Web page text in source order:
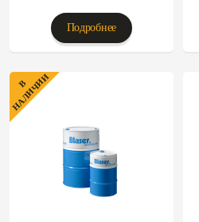
Подробнее
В
НАЛИЧИИ